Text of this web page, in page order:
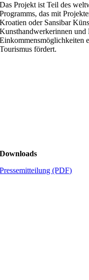
Das Projekt ist Teil des
Programms, das mit
Kroatien oder Sansibar
Kunsthandwerkerinnen und
Einkommensmöglichkeiten
Tourismus fördert.
Downloads
Pressemitteilung (PDF)